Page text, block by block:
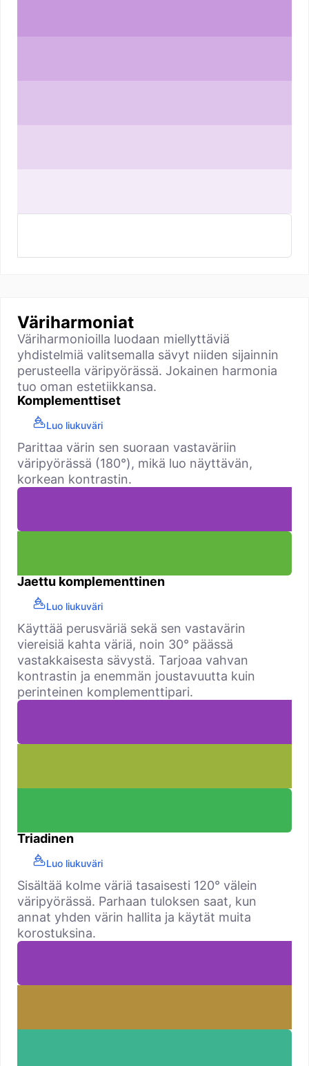
Väriharmoniat
Väriharmonioilla luodaan miellyttäviä
yhdistelmiä valitsemalla sävyt niiden sijainnin
perusteella väripyörässä. Jokainen harmonia
tuo oman estetiikkansa.
Komplementtiset
Luo liukuväri
Parittaa värin sen suoraan vastaväriin
väripyörässä (180°), mikä luo näyttävän,
korkean kontrastin.
Jaettu komplementtinen
Luo liukuväri
Käyttää perusväriä sekä sen vastavärin
viereisiä kahta väriä, noin 30° päässä
vastakkaisesta sävystä. Tarjoaa vahvan
kontrastin ja enemmän joustavuutta kuin
perinteinen komplementtipari.
Triadinen
Luo liukuväri
Sisältää kolme väriä tasaisesti 120° välein
väripyörässä. Parhaan tuloksen saat, kun
annat yhden värin hallita ja käytät muita
korostuksina.